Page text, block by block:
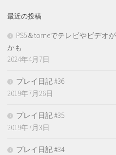
最近の投稿
PS5＆torneでテレビやビデオ
かも
2024年4月7日
プレイ日記 #36
2019年7月26日
プレイ日記 #35
2019年7月3日
プレイ日記 #34